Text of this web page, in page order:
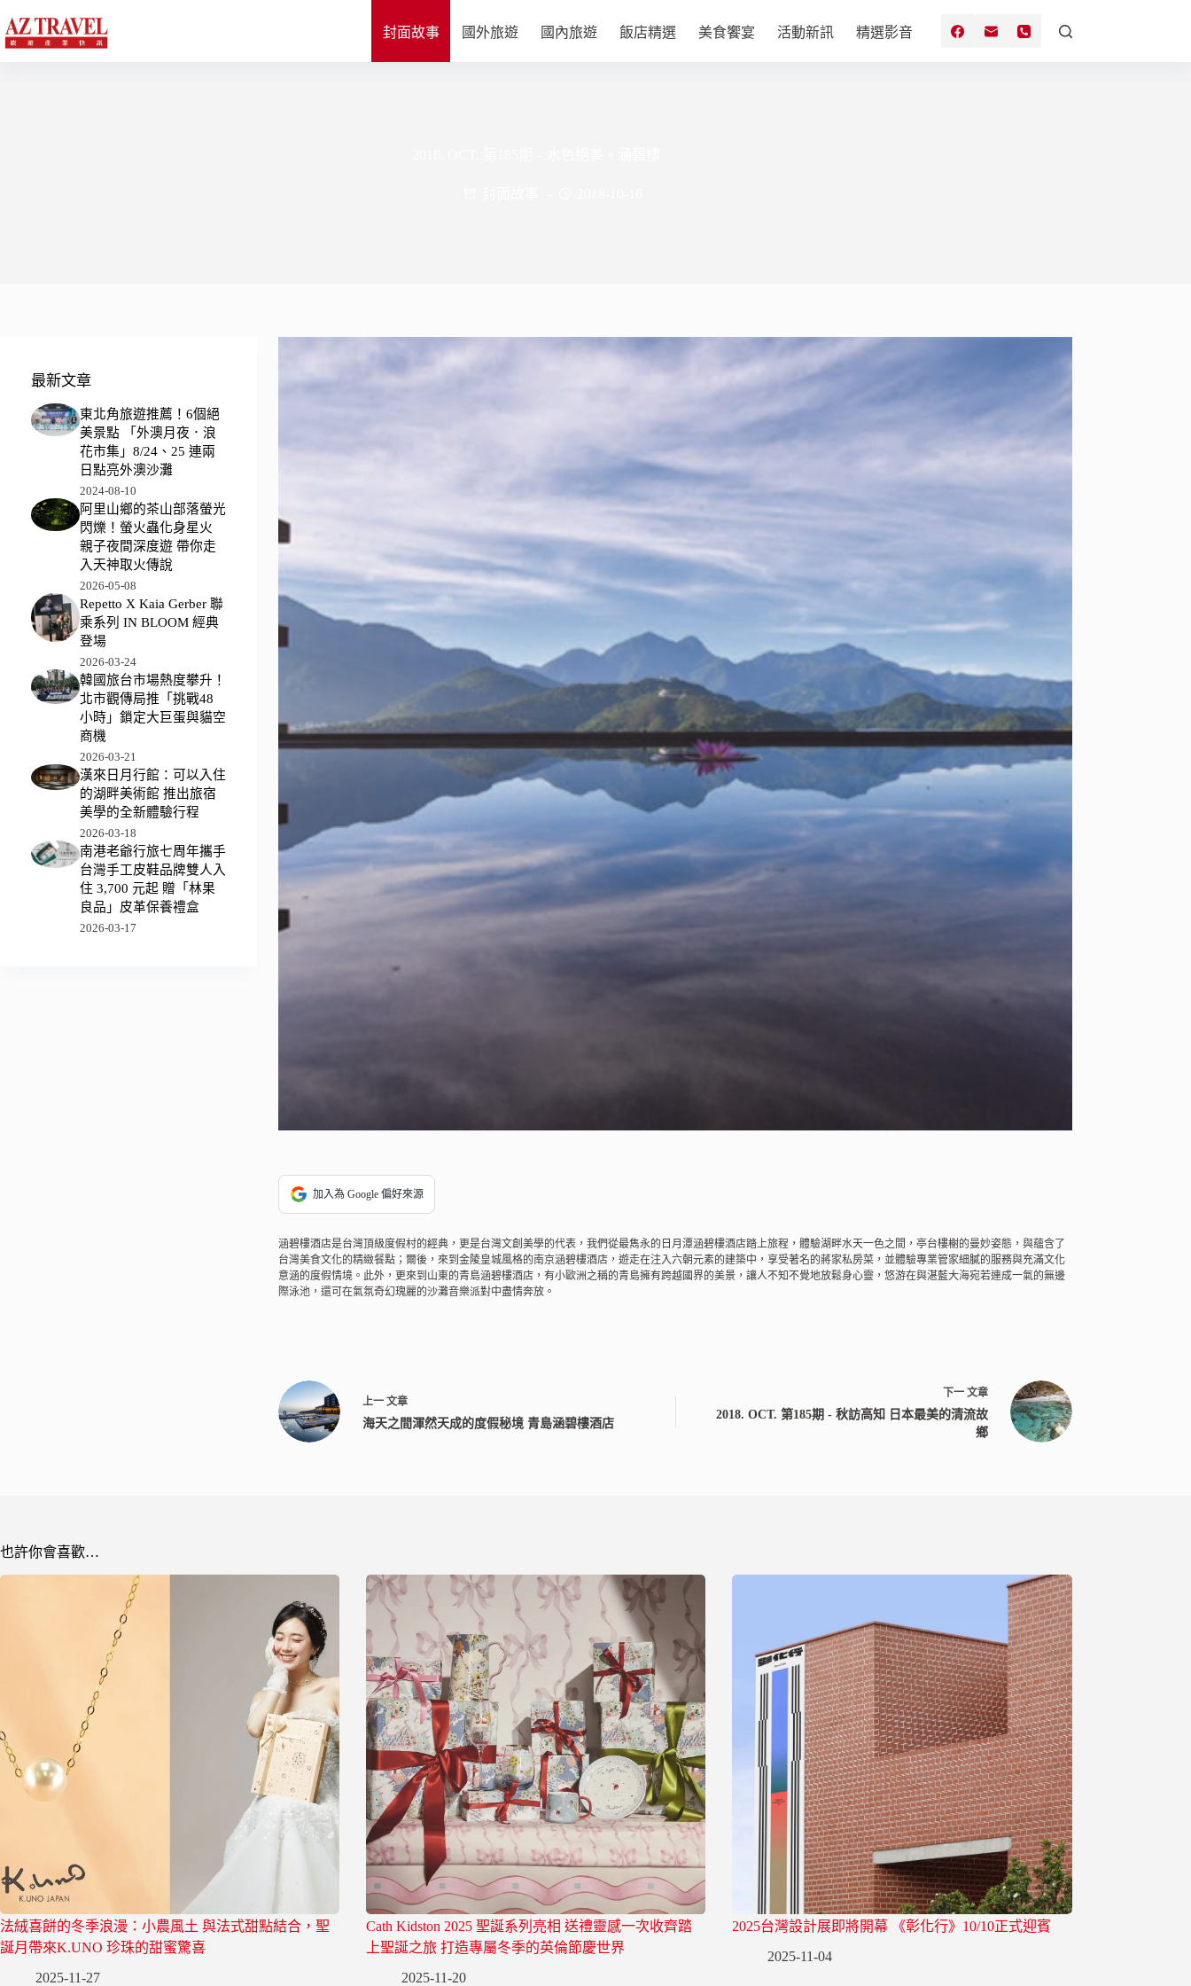
至
主
封面故事 國外旅遊 國內旅遊 飯店精選 美食饗宴 活動新訊 精選影音
加入為 Google 偏好來源
涵碧樓酒店是台灣頂級度假村的經典，更是台灣文創美學的代表，我們從最雋永的日月潭涵碧樓酒店踏上旅程，體驗湖畔水天一色之間，亭台樓榭的曼妙姿態，與蘊含了
台灣美食文化的精緻餐點；爾後，來到金陵皇城風格的南京涵碧樓酒店，遊走在注入六朝元素的建築中，享受著名的蔣家私房菜，並體驗專業管家細膩的服務與充滿文化
意涵的度假情境。此外，更來到山東的青島涵碧樓酒店，有小歐洲之稱的青島擁有跨越國界的美景，讓人不知不覺地放鬆身心靈，悠游在與湛藍大海宛若連成一氣的無邊
際泳池，還可在氣氛奇幻瑰麗的沙灘音樂派對中盡情奔放。
上一文章
海天之間渾然天成的度假秘境 青島涵碧樓酒店
下一 文章
2018. OCT. 第185期 - 秋訪高知 日本最美的清流故
鄉
最新文章
東北角旅遊推薦！6個絕
美景點 「外澳月夜．浪
花市集」8/24、25 連兩
日點亮外澳沙灘
2024-08-10
阿里山鄉的茶山部落螢光
閃爍！螢火蟲化身星火
親子夜間深度遊 帶你走
入天神取火傳說
2026-05-08
Repetto X Kaia Gerber 聯
乘系列 IN BLOOM 經典
登場
2026-03-24
韓國旅台市場熱度攀升！
北市觀傳局推「挑戰48
小時」鎖定大巨蛋與貓空
商機
2026-03-21
漢來日月行館：可以入住
的湖畔美術館 推出旅宿
美學的全新體驗行程
2026-03-18
南港老爺行旅七周年攜手
台灣手工皮鞋品牌雙人入
住 3,700 元起 贈「林果
良品」皮革保養禮盒
2026-03-17
也許你會喜歡…
法絨喜餅的冬季浪漫：小農風土 與法式甜點結合，聖
誕月帶來K.UNO 珍珠的甜蜜驚喜
2025-11-27
Cath Kidston 2025 聖誕系列亮相 送禮靈感一次收齊踏
上聖誕之旅 打造專屬冬季的英倫節慶世界
2025-11-20
2025台灣設計展即將開幕 《彰化行》10/10正式迎賓
2025-11-04